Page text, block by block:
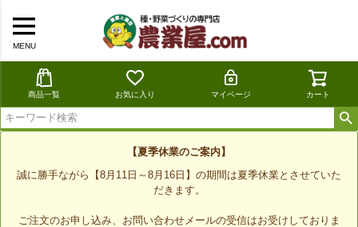
MENU
商品一覧 お気に入り マイページ カート
【夏季休業のご案内】
誠に勝手ながら【8月11日～8月16日】の期間は夏季休業とさせていた
だきます。
ご注文のお申し込み、お問い合わせメールの受信はお受けしておりま